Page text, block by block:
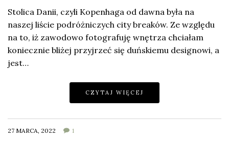
Stolica Danii, czyli Kopenhaga od dawna była na
naszej liście podróżniczych city breaków. Ze względu
na to, iż zawodowo fotografuję wnętrza chciałam
koniecznie bliżej przyjrzeć się duńskiemu designowi, a
jest…
CZYTAJ WIĘCEJ
27 MARCA, 2022 1